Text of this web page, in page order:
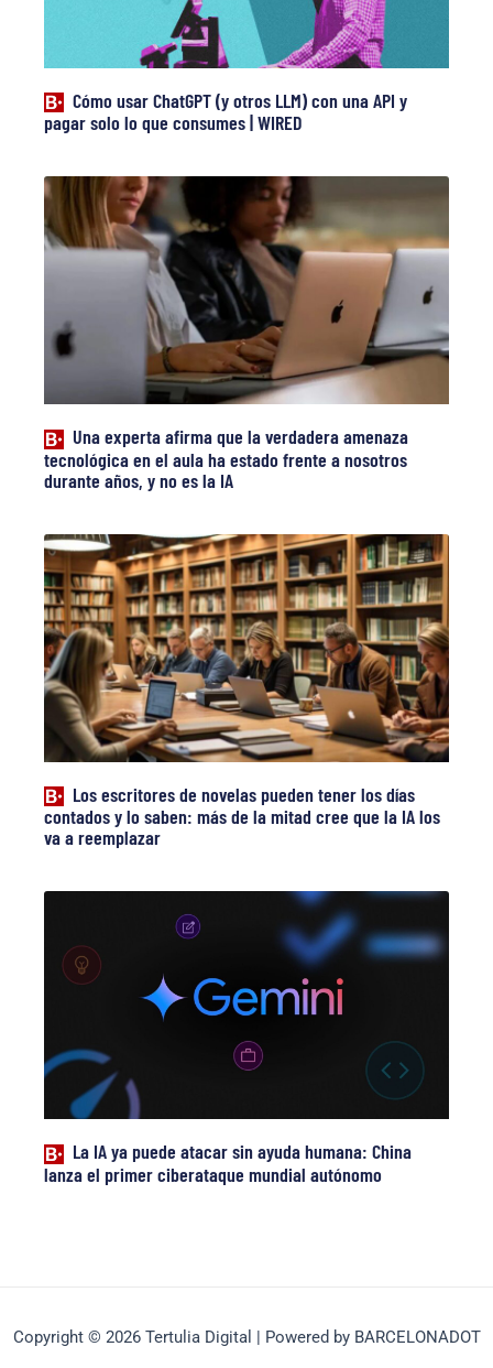
Cómo usar ChatGPT (y otros LLM) con una API y
pagar solo lo que consumes | WIRED
Una experta afirma que la verdadera amenaza
tecnológica en el aula ha estado frente a nosotros
durante años, y no es la IA
Los escritores de novelas pueden tener los días
contados y lo saben: más de la mitad cree que la IA los
va a reemplazar
La IA ya puede atacar sin ayuda humana: China
lanza el primer ciberataque mundial autónomo
Copyright © 2026 Tertulia Digital | Powered by BARCELONADOT